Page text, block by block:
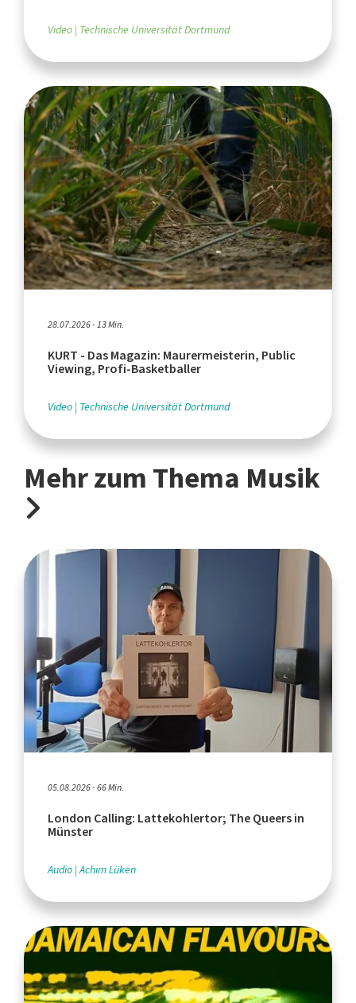
Video Technische Universität Dortmund
28.07.2026 - 13 Min.
KURT - Das Magazin: Maurermeisterin, Public
Viewing, Profi-Basketballer
Video Technische Universität Dortmund
Mehr zum Thema Musik
05.08.2026 - 66 Min.
London Calling: Lattekohlertor; The Queers in
Münster
Audio Achim Lüken